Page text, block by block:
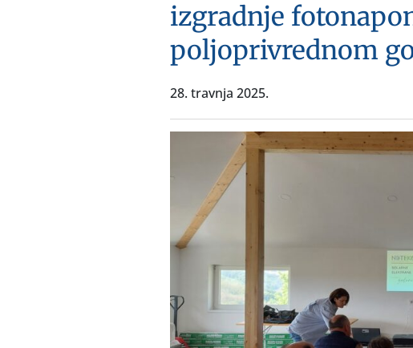
izgradnje
poljoprivrednom
28. travnja 2025.